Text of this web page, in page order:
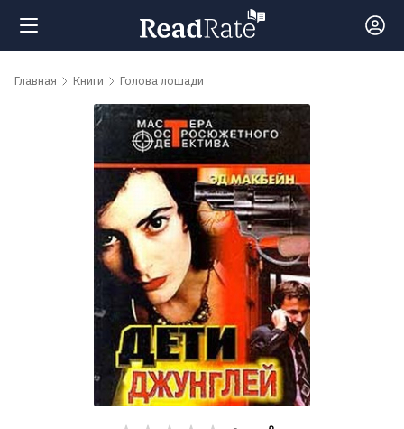
Поиск
обсуждаемые
Главная Книги Голова лошади